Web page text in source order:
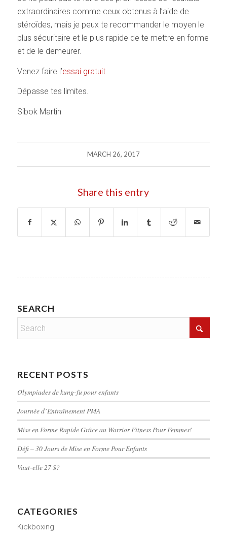
extraordinaires comme ceux obtenus à l’aide de
stéroïdes, mais je peux te recommander le moyen le
plus sécuritaire et le plus rapide de te mettre en forme
et de le demeurer.
Venez faire l’essai gratuit.
Dépasse tes limites.
Sibok Martin
MARCH 26, 2017
Share this entry
SEARCH
RECENT POSTS
Olympiades de kung-fu pour enfants
Journée d’Entraînement PMA
Mise en Forme Rapide Grâce au Warrior Fitness Pour Femmes!
Défi – 30 Jours de Mise en Forme Pour Enfants
Vaut-elle 27 $?
CATEGORIES
Kickboxing